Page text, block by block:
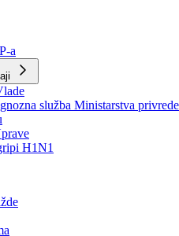
a
služba Ministarstva privrede
H1N1